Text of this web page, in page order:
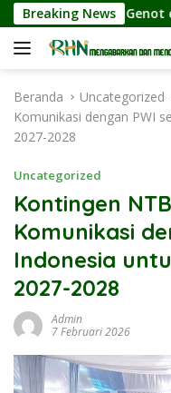
a
Breaking News
Genot
Beranda Uncategorized
Komunikasi dengan PWI
2027-2028
Uncategorized
Kontingen
Komunikasi
Indonesia
2027-2028
Admin
7 Februari 2026